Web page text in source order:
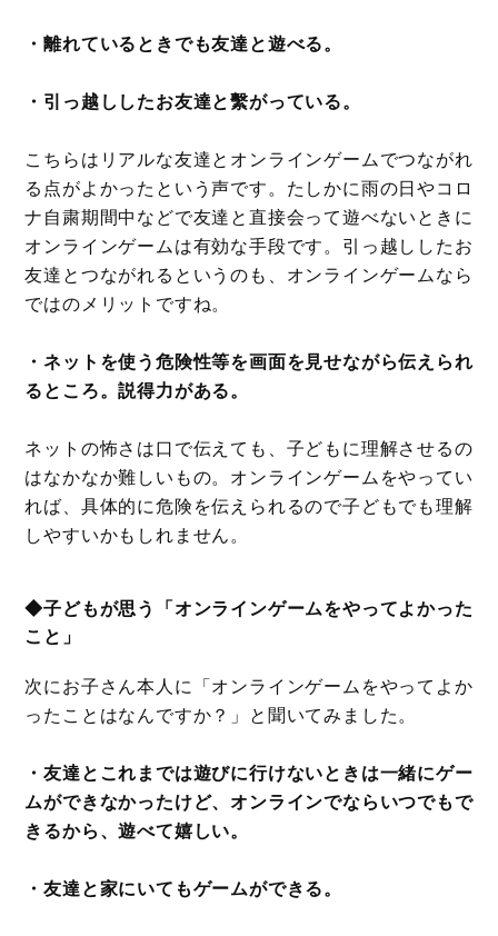
・離れているときでも友達と遊べる。
・引っ越ししたお友達と繫がっている。
こちらはリアルな友達とオンラインゲームでつながれ
る点がよかったという声です。たしかに雨の日やコロ
ナ自粛期間中などで友達と直接会って遊べないときに
オンラインゲームは有効な手段です。引っ越ししたお
友達とつながれるというのも、オンラインゲームなら
ではのメリットですね。
・ネットを使う危険性等を画面を見せながら伝えられ
るところ。説得力がある。
ネットの怖さは口で伝えても、子どもに理解させるの
はなかなか難しいもの。オンラインゲームをやってい
れば、具体的に危険を伝えられるので子どもでも理解
しやすいかもしれません。
◆子どもが思う「オンラインゲームをやってよかった
こと」
次にお子さん本人に「オンラインゲームをやってよか
ったことはなんですか？」と聞いてみました。
・友達とこれまでは遊びに行けないときは一緒にゲー
ムができなかったけど、オンラインでならいつでもで
きるから、遊べて嬉しい。
・友達と家にいてもゲームができる。